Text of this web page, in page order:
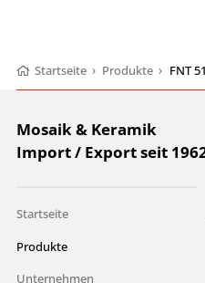
Startseite › Produkte › FNT
Mosaik & Keramik
Import / Export seit
Startseite
Produkte
Unternehmen